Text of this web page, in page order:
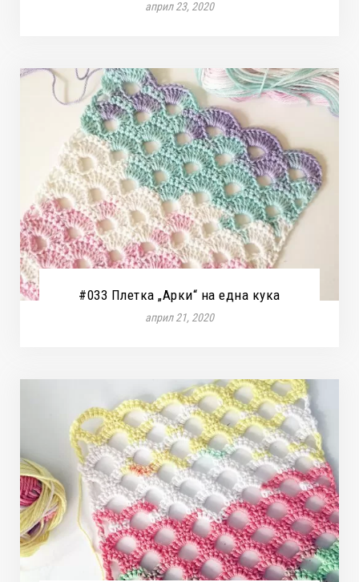
април 23, 2020
#033 Плетка „Арки“ на една кука
април 21, 2020